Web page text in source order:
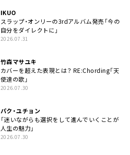
IKUO
スラップ・オンリーの3rdアルバム発売「今の
自分をダイレクトに」
2026.07.31
竹森マサユキ
カバーを超えた表現とは？ RE:Chording「天
使達の歌」
2026.07.30
パク・ユチョン
「迷いながらも選択をして進んでいくことが
人生の魅力」
2026.07.30